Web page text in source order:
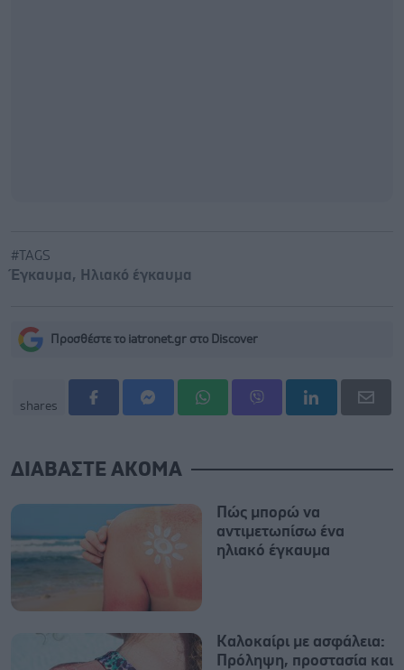
#TAGS
Έγκαυμα, Ηλιακό έγκαυμα
Προσθέστε το iatronet.gr στο Discover
shares
ΔΙΑΒΑΣΤΕ ΑΚΟΜΑ
Πώς μπορώ να
αντιμετωπίσω ένα
ηλιακό έγκαυμα
Καλοκαίρι με ασφάλεια:
Πρόληψη, προστασία και